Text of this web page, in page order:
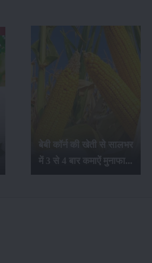
खेती और उत्पादन पर क्या
प्रभाव होता है ?...